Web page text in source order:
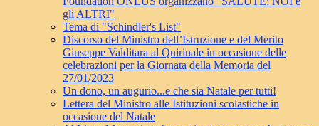
gli ALTRI"
Tema di "Schindler's List"
Discorso del Ministro dell’Istruzione e del Merito
Giuseppe Valditara al Quirinale in occasione delle
celebrazioni per la Giornata della Memoria del
27/01/2023
Un dono, un augurio...e che sia Natale per tutti!
Lettera del Ministro alle Istituzioni scolastiche in
occasione del Natale